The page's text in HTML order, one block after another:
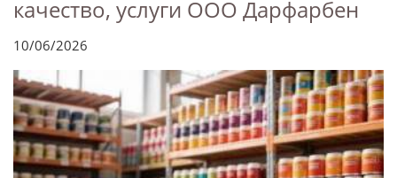
качество, услуги ООО Дарфарбен
10/06/2026